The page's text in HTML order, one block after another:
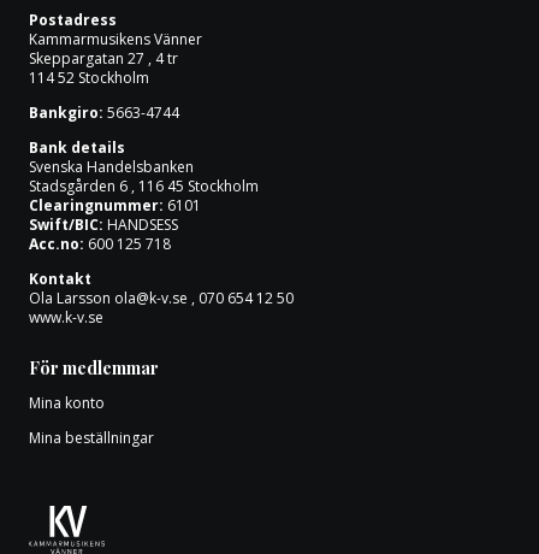
Om oss
Postadress
Kammarmusikens Vänner
Skeppargatan 27 , 4 tr
114 52 Stockholm
Bankgiro: 5663-4744
Bank details
Svenska Handelsbanken
Stadsgården 6 , 116 45 Stockholm
Clearingnummer: 6101
Swift/BIC: HANDSESS
Acc.no: 600 125 718
Kontakt
Ola Larsson ola@k-v.se , 070 654 12 50
www.k-v.se
För medlemmar
Mina konto
Mina beställningar